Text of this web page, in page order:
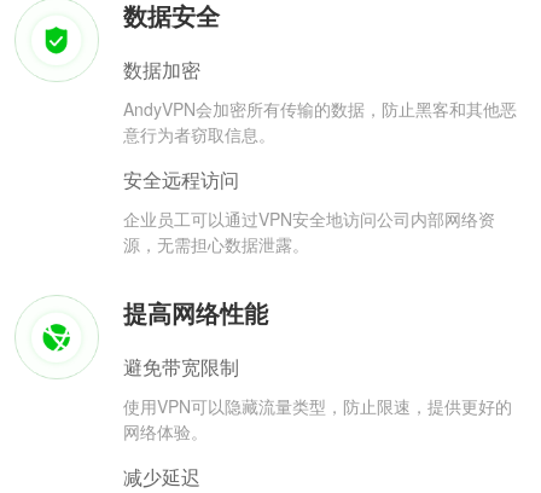
数据安全
数据加密
AndyVPN会加密所有传输的数据，防止黑客和其他恶
意行为者窃取信息。
安全远程访问
企业员工可以通过VPN安全地访问公司内部网络资
源，无需担心数据泄露。
提高网络性能
避免带宽限制
使用VPN可以隐藏流量类型，防止限速，提供更好的
网络体验。
减少延迟